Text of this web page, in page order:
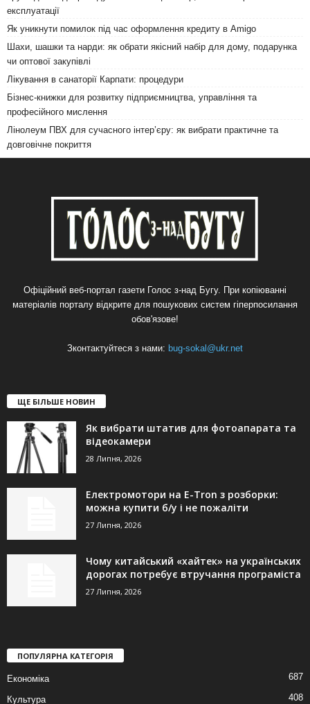
експлуатації
Як уникнути помилок під час оформлення кредиту в Amigo
Шахи, шашки та нарди: як обрати якісний набір для дому, подарунка
чи оптової закупівлі
Лікування в санаторії Карпати: процедури
Бізнес-книжки для розвитку підприємництва, управління та
професійного мислення
Лінолеум ПВХ для сучасного інтер’єру: як вибрати практичне та
довговічне покриття
Офіційний веб-портал газети Голос з-над Бугу. При копіюванні
матеріалів порталу відкрите для пошукових систем гіперпосилання
обов'язове!
Зконтактуйтеся з нами: bug-sokal@ukr.net
ЩЕ БІЛЬШЕ НОВИН
Як вибрати штатив для фотоапарата та
відеокамери
28 Липня, 2026
Електромотори на E-Tron з розборки:
можна купити б/у і не пожаліти
27 Липня, 2026
Чому китайський «хайтек» на українських
дорогах потребує втручання програміста
27 Липня, 2026
ПОПУЛЯРНА КАТЕГОРІЯ
Економіка 687
Культура 408